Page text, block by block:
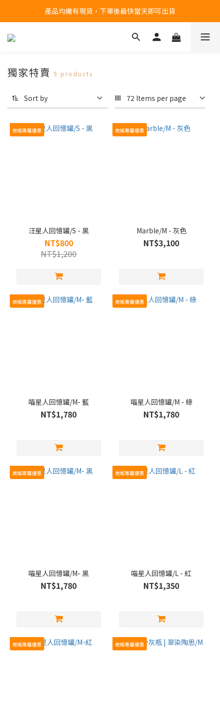
台北民權門市，現貨展示中
產品均備有現貨，下單後最快當天即可出貨
台北民權門市，現貨展示中
獨家特賣 9 products
Sort by 72 Items per page
商城專屬優惠
汪星人回憶罐/S - 黑
NT$800
NT$1,200
商城專屬優惠
Marble/M - 灰色
NT$3,100
商城專屬優惠
喵星人回憶罐/M- 藍
NT$1,780
商城專屬優惠
喵星人回憶罐/M - 綠
NT$1,780
商城專屬優惠
喵星人回憶罐/M- 黑
NT$1,780
商城專屬優惠
喵星人回憶罐/L - 紅
NT$1,350
商城專屬優惠 商城專屬優惠